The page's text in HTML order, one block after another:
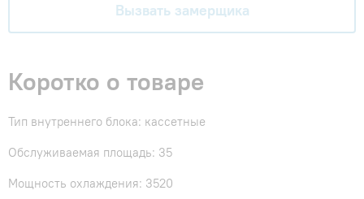
Вызвать замерщика
Коротко о товаре
Тип внутреннего блока: кассетные
Обслуживаемая площадь: 35
Мощность охлаждения: 3520